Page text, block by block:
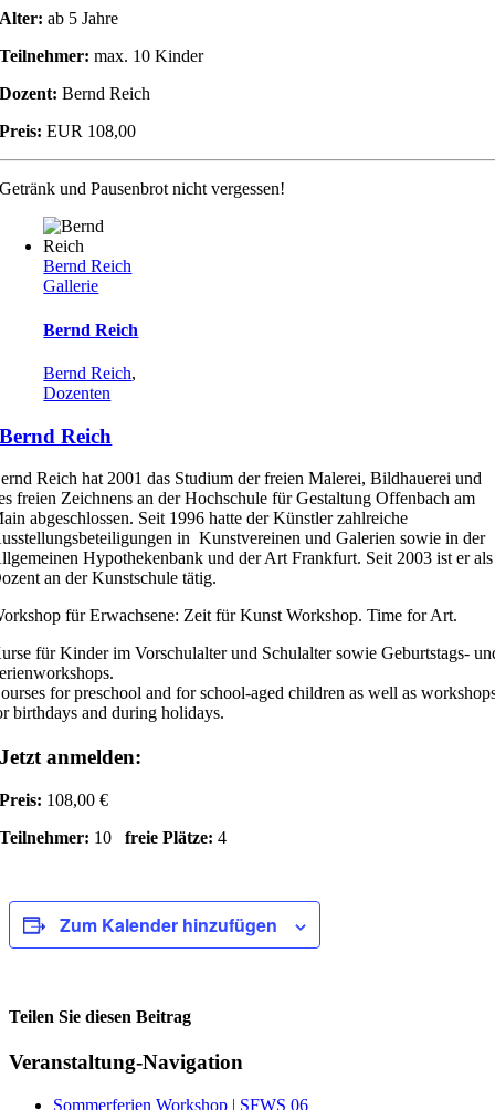
Alter: ab 5 Jahre
Teilnehmer: max. 10 Kinder
Dozent: Bernd Reich
Preis: EUR 108,00
Getränk und Pausenbrot nicht vergessen!
Bernd Reich
Gallerie
Bernd Reich
Bernd Reich,
Dozenten
Bernd Reich
Reich hat 2001 das Studium der freien Malerei, Bildhauerei und
freien Zeichnens an der Hochschule für Gestaltung Offenbach am
abgeschlossen. Seit 1996 hatte der Künstler zahlreiche
in Kunstvereinen und Galerien sowie in der
Hypothekenbank und der Art Frankfurt. Seit 2003 ist er als
an der Kunstschule tätig.
für Erwachsene: Zeit für Kunst Workshop. Time for Art.
für Kinder im Vorschulalter und Schulalter sowie Geburtstags-
for preschool and for school-aged children as well as
birthdays and during holidays.
Jetzt anmelden:
Preis: 108,00 €
Teilnehmer: 10freie Plätze: 4
Zum Kalender hinzufügen
Teilen Sie diesen Beitrag
Facebook
Veranstaltung-Navigation
Sommerferien Workshop | SFWS 06